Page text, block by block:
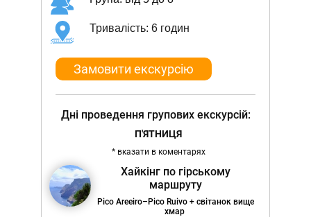
Тривалість: 6 годин
Замовити екскурсію
Дні проведення групових екскурсій:
П'ЯТНИЦЯ
* вказати в коментарях
Хайкінг по гірському
маршруту
Pico Areeiro–Pico Ruivo + світанок вище
хмар